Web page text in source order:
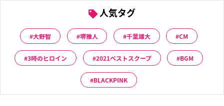
人気タグ
大野智 堺雅人 千葉雄大 CM
3時のヒロイン 2021ベストスクープ BGM
BLACKPINK